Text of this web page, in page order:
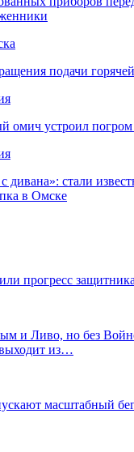
подачи
омич устроил погром
дивана»: стали
в Омске
прогресс
и Ливо, но без
из…
масштабный